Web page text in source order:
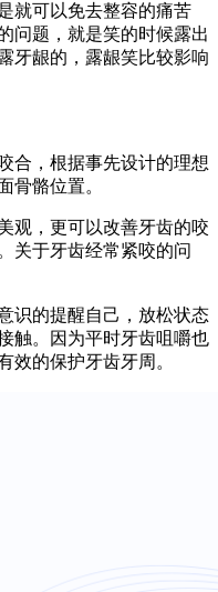
就可以免去整容的痛苦
问题，就是笑的时候露出
牙龈的，露龈笑比较影响
，根据事先设计的理想
骨骼位置。
，更可以改善牙齿的咬
关于牙齿经常紧咬的问
的提醒自己，放松状态
触。因为平时牙齿咀嚼也
效的保护牙齿牙周。